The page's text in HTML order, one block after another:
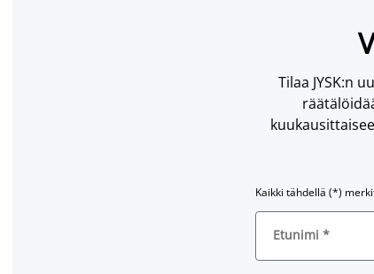
Tilaa JYSK:n
Kaikki tähdellä (*)
Etunimi *